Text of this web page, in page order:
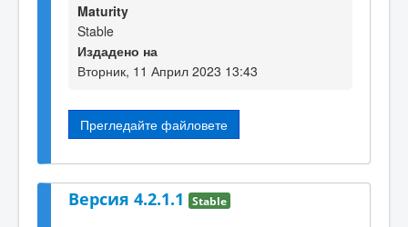
Maturity
Stable
Издадено на
Вторник, 11 Април 2023 13:43
Прегледайте файловете
Версия 4.2.1.1 Stable